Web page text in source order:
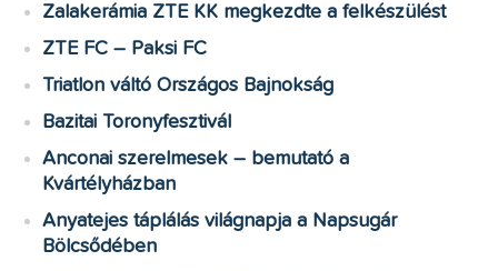
Zalakerámia ZTE KK megkezdte a felkészülést
ZTE FC – Paksi FC
Triatlon váltó Országos Bajnokság
Bazitai Toronyfesztivál
Anconai szerelmesek – bemutató a
Kvártélyházban
Anyatejes táplálás világnapja a Napsugár
Bölcsődében